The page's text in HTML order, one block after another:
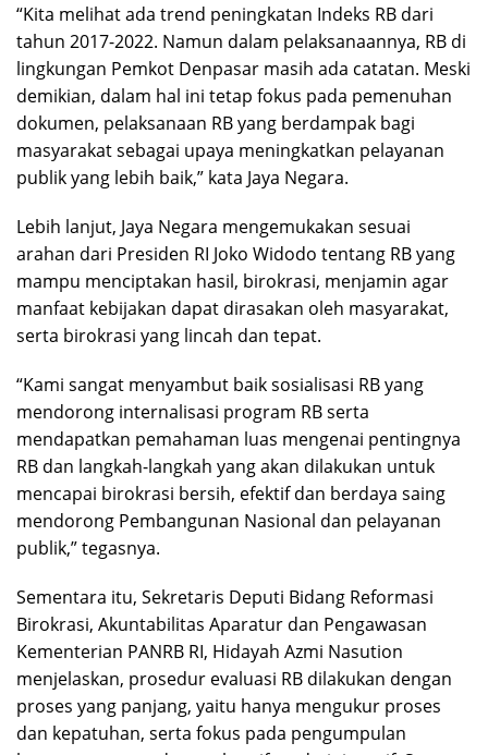
“Kita melihat ada trend peningkatan Indeks RB dari
tahun 2017-2022. Namun dalam pelaksanaannya, RB di
lingkungan Pemkot Denpasar masih ada catatan. Meski
demikian, dalam hal ini tetap fokus pada pemenuhan
dokumen, pelaksanaan RB yang berdampak bagi
masyarakat sebagai upaya meningkatkan pelayanan
publik yang lebih baik,” kata Jaya Negara.
Lebih lanjut, Jaya Negara mengemukakan sesuai
arahan dari Presiden RI Joko Widodo tentang RB yang
mampu menciptakan hasil, birokrasi, menjamin agar
manfaat kebijakan dapat dirasakan oleh masyarakat,
serta birokrasi yang lincah dan tepat.
“Kami sangat menyambut baik sosialisasi RB yang
mendorong internalisasi program RB serta
mendapatkan pemahaman luas mengenai pentingnya
RB dan langkah-langkah yang akan dilakukan untuk
mencapai birokrasi bersih, efektif dan berdaya saing
mendorong Pembangunan Nasional dan pelayanan
publik,” tegasnya.
Sementara itu, Sekretaris Deputi Bidang Reformasi
Birokrasi, Akuntabilitas Aparatur dan Pengawasan
Kementerian PANRB RI, Hidayah Azmi Nasution
menjelaskan, prosedur evaluasi RB dilakukan dengan
proses yang panjang, yaitu hanya mengukur proses
dan kepatuhan, serta fokus pada pengumpulan